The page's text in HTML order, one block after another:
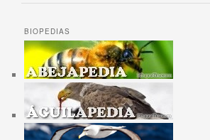
BIOPEDIAS